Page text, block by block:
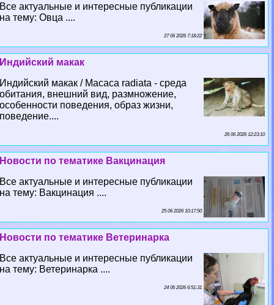
Все актуальные и интересные публикации
на тему: Овца ....
27 06 2026 7:18:22
Индийский макак
Индийский макак / Macaca radiata - среда
обитания, внешний вид, размножение,
особенности поведения, образ жизни,
поведение....
26 06 2026 12:23:10
Новости по тематике Вакцинация
Все актуальные и интересные публикации
на тему: Вакцинация ....
25 06 2026 10:17:50
Новости по тематике Ветеринарка
Все актуальные и интересные публикации
на тему: Ветеринарка ....
24 06 2026 6:51:31